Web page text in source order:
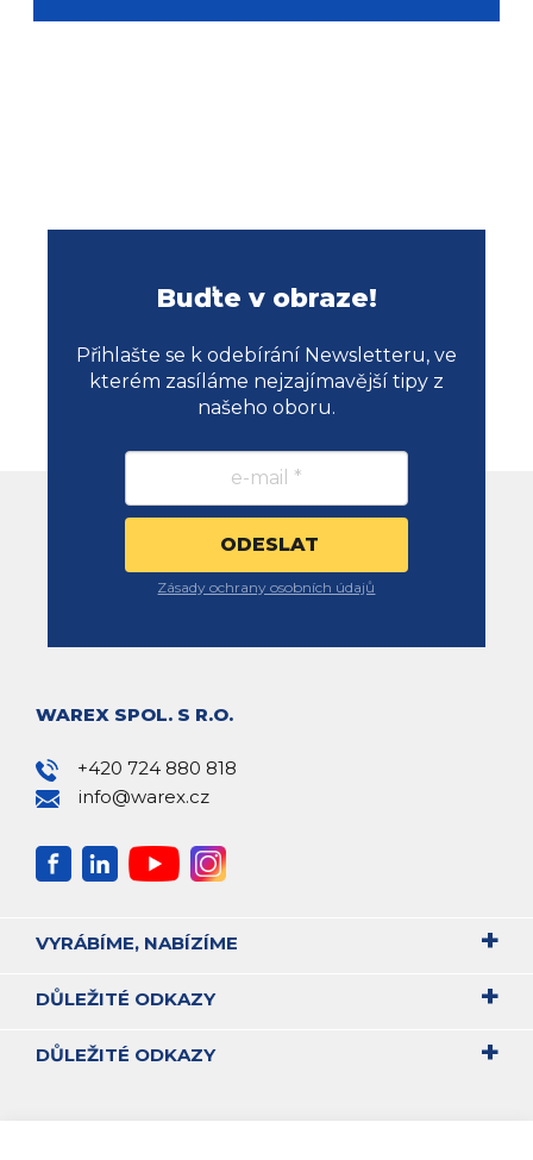
Buďte v obraze!
Přihlašte se k odebírání Newsletteru, ve
kterém zasíláme nejzajímavější tipy z
našeho oboru.
Zásady ochrany osobních údajů
WAREX SPOL. S R.O.
+420 724 880 818
info@warex.cz
VYRÁBÍME, NABÍZÍME
DŮLEŽITÉ ODKAZY
DŮLEŽITÉ ODKAZY